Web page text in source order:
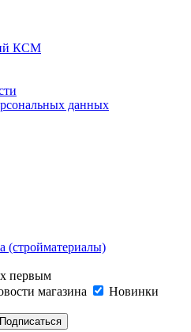
КСМ
данных
(стройматериалы)
первым
магазина
Новинки